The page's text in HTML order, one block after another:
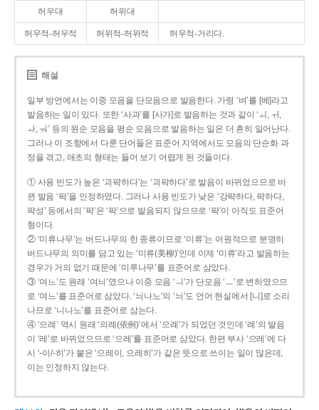
허우대 허위대
허우적-허우적 허위적-허위적 허우적-거리다.
해설
일부 방언에서는 이중 모음을 단모음으로 발음한다. 가령 ‘벼’를 [베]라고
발음하는 일이 있다. 또한 ‘사과’를 [사가]로 발음하는 것과 같이 ‘ㅚ, ㅟ,
ㅘ, ㅝ’ 등의 원순 모음을 평순 모음으로 발음하는 일은 더 흔히 일어난다.
그러나 이 조항에서 다룬 단어들은 표준어 지역에서도 모음의 단순화 과
정을 겪고, 애초의 형태는 들어 보기 어렵게 된 것들이다.
① 사용 빈도가 높은 ‘괴퍅하다’는 ‘괴팍하다’로 발음이 바뀌었으므로 바
뀐 발음 ‘팍’을 인정하였다. 그러나 사용 빈도가 낮은 ‘강퍅하다, 퍅하다,
퍅성’ 등에서의 ‘퍅’은 ‘팍’으로 발음되지 않으므로 ‘퍅’이 아직도 표준어
형이다.
② ‘미류나무’는 버드나무의 한 종류이므로 ‘미류’는 어원적으로 분명히
버드나무의 의미를 담고 있는 ‘미류(美柳)’인데 이제 ‘미류’라고 발음하는
경우가 거의 없기 때문에 ‘미루나무’를 표준어로 삼았다.
③ ‘여느’도 원래 ‘여늬’였으나 이중 모음 ‘ㅢ’가 단모음 ‘ㅡ’로 변하였으므
로 ‘여느’를 표준어로 삼았다. ‘늬나노’의 ‘늬’도 언어 현실에서 [니]로 소리
나므로 ‘니나노’를 표준어로 삼는다.
④ ‘으례’ 역시 원래 ‘의례(依例)’에서 ‘으례’가 되었던 것인데 ‘례’의 발음
이 ‘레’로 바뀌었으므로 ‘으레’를 표준어로 삼았다. 한편 부사 ‘으레’에 다
시 ‘-이/-히’가 붙은 ‘으레이, 으레히’가 같은 뜻으로 쓰이는 일이 많은데,
이는 인정하지 않는다.